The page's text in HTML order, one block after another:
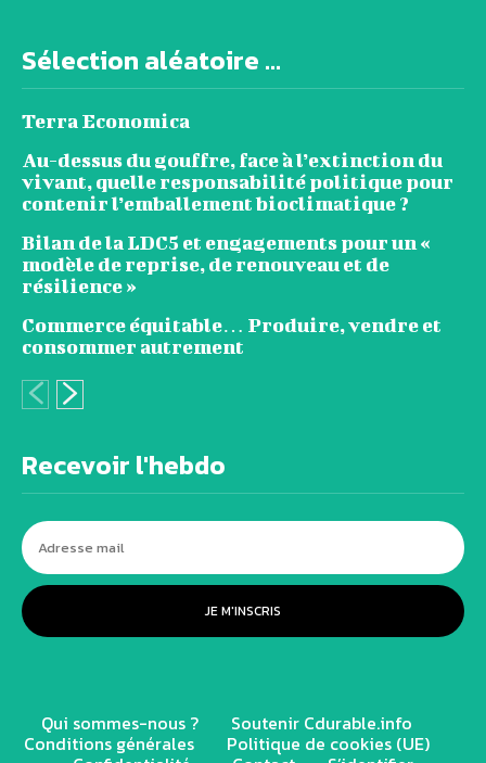
Sélection aléatoire ...
Terra Economica
Au-dessus du gouffre, face à l’extinction du
vivant, quelle responsabilité politique pour
contenir l’emballement bioclimatique ?
Bilan de la LDC5 et engagements pour un «
modèle de reprise, de renouveau et de
résilience »
Commerce équitable… Produire, vendre et
consommer autrement
Recevoir l'hebdo
JE M'INSCRIS
Qui sommes-nous ? Soutenir Cdurable.info
Conditions générales Politique de cookies (UE)